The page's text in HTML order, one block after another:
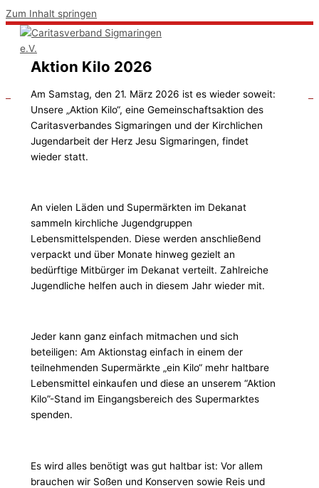
Zum Inhalt springen
Aktion Kilo 2026
Am Samstag, den 21. März 2026 ist es wieder soweit:
Unsere „Aktion Kilo“, eine Gemeinschaftsaktion des
Caritasverbandes Sigmaringen und der Kirchlichen
Jugendarbeit der Herz Jesu Sigmaringen, findet
wieder statt.
An vielen Läden und Supermärkten im Dekanat
sammeln kirchliche Jugendgruppen
Lebensmittelspenden. Diese werden anschließend
verpackt und über Monate hinweg gezielt an
bedürftige Mitbürger im Dekanat verteilt. Zahlreiche
Jugendliche helfen auch in diesem Jahr wieder mit.
Jeder kann ganz einfach mitmachen und sich
beteiligen: Am Aktionstag einfach in einem der
teilnehmenden Supermärkte „ein Kilo“ mehr haltbare
Lebensmittel einkaufen und diese an unserem “Aktion
Kilo”-Stand im Eingangsbereich des Supermarktes
spenden.
Es wird alles benötigt was gut haltbar ist: Vor allem
brauchen wir Soßen und Konserven sowie Reis und